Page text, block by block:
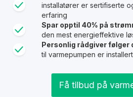
installatører er sertifiserte
erfaring
Spar opptil 40% på
den mest energieffektive
Personlig rådgiver følger
til varmepumpen er
Få tilbud på